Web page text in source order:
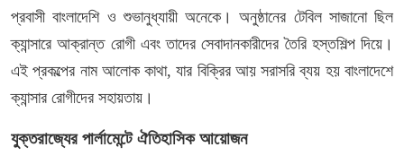
প্রবাসী বাংলাদেশি ও শুভানুধ্যায়ী অনেকে। অনুষ্ঠানের টেবিল সাজানো ছিল
ক্যান্সারে আক্রান্ত রোগী এবং তাদের সেবাদানকারীদের তৈরি হস্তশিল্প দিয়ে।
এই প্রকল্পের নাম আলোক কাথা, যার বিক্রির আয় সরাসরি ব্যয় হয় বাংলাদেশে
ক্যান্সার রোগীদের সহায়তায়।
যুক্তরাজ্যের পার্লামেন্টে ঐতিহাসিক আয়োজন